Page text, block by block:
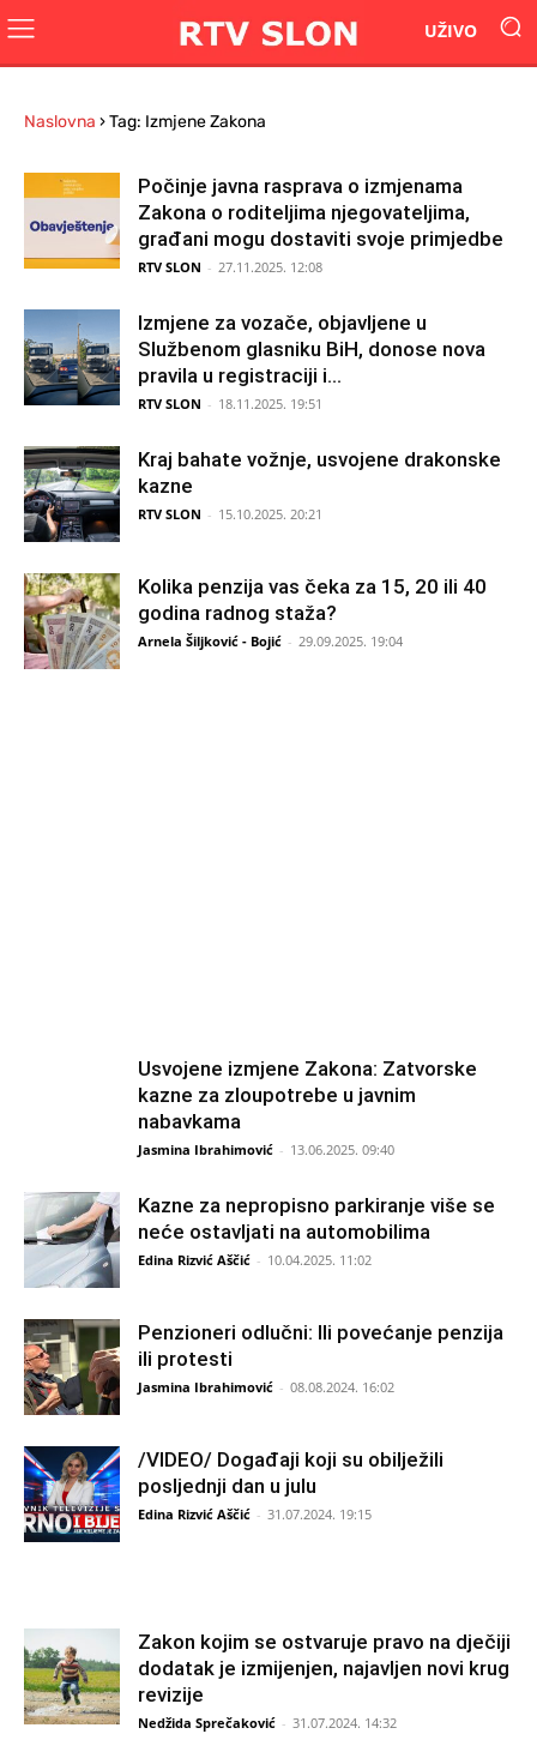
UŽIVO
Naslovna ›Tag: Izmjene Zakona
Počinje javna rasprava o izmjenama
Zakona o roditeljima njegovateljima,
građani mogu dostaviti svoje primjedbe
RTV SLON - 27.11.2025. 12:08
Izmjene za vozače, objavljene u
Službenom glasniku BiH, donose nova
pravila u registraciji i...
RTV SLON - 18.11.2025. 19:51
Kraj bahate vožnje, usvojene drakonske
kazne
RTV SLON - 15.10.2025. 20:21
Kolika penzija vas čeka za 15, 20 ili 40
godina radnog staža?
Arnela Šiljković - Bojić - 29.09.2025. 19:04
Usvojene izmjene Zakona: Zatvorske
kazne za zloupotrebe u javnim
nabavkama
Jasmina Ibrahimović - 13.06.2025. 09:40
Kazne za nepropisno parkiranje više se
neće ostavljati na automobilima
Edina Rizvić Aščić - 10.04.2025. 11:02
Penzioneri odlučni: Ili povećanje penzija
ili protesti
Jasmina Ibrahimović - 08.08.2024. 16:02
/VIDEO/ Događaji koji su obilježili
posljednji dan u julu
Edina Rizvić Aščić - 31.07.2024. 19:15
Zakon kojim se ostvaruje pravo na dječiji
dodatak je izmijenjen, najavljen novi krug
revizije
Nedžida Sprečaković - 31.07.2024. 14:32